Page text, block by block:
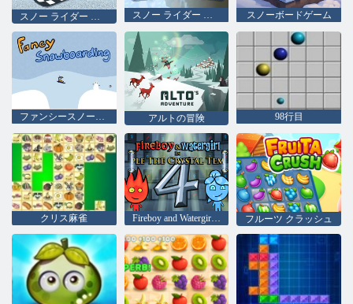
スノー ライダー オビー パルクール スノーボードゲーム
ファンシースノーボード アルトの冒険 98行目
クリス麻雀 Fireboy and Watergirl 4：クリスタル寺院 フルーツ クラッシュ